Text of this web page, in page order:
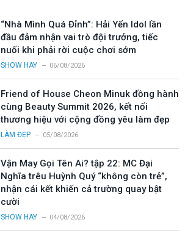
“Nhà Mình Quá Đỉnh”: Hải Yến Idol lần
đầu đảm nhận vai trò đội trưởng, tiếc
nuối khi phải rời cuộc chơi sớm
SHOW HAY 06/08/2026
Friend of House Cheon Minuk đồng hành
cùng Beauty Summit 2026, kết nối
thương hiệu với cộng đồng yêu làm đẹp
LÀM ĐẸP 05/08/2026
Vận May Gọi Tên Ai? tập 22: MC Đại
Nghĩa trêu Huỳnh Quý “không còn trẻ”,
nhận cái kết khiến cả trường quay bật
cười
SHOW HAY 04/08/2026